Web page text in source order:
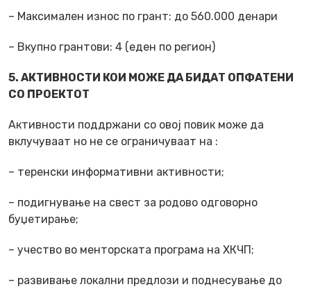
– Максимален износ по грант: до 560.000 денари
– Вкупно грантови: 4 (еден по регион)
5. АКТИВНОСТИ КОИ МОЖЕ ДА БИДАТ ОПФАТЕНИ
СО ПРОЕКТОТ
Активности поддржани со овој повик може да
вклучуваат но не се ограничуваат на :
– теренски информативни активности;
– подигнување на свест за родово одговорно
буџетирање;
– учество во менторската програма на ХКЧП;
– развивање локални предлози и поднесување до